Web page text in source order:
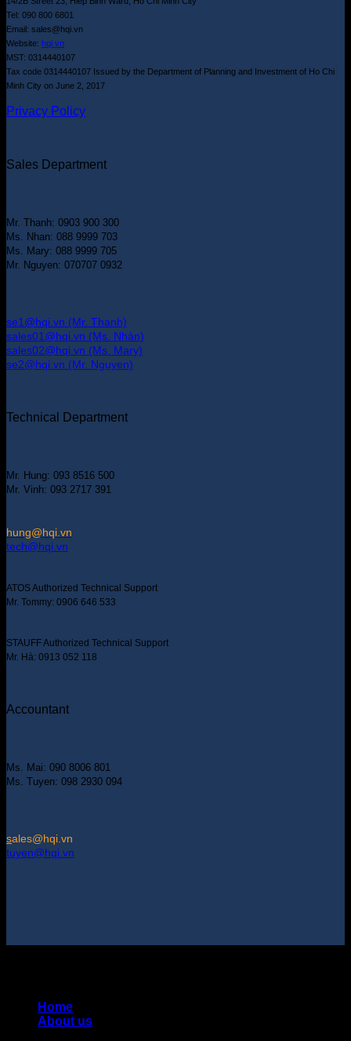
Tel: 090 800 6801
Email: sales@hqi.vn
Website: hqi.vn
MST: 0314440107
Tax code 0314440107 Issued by the Department of Planning and Investment of Ho Chi
Minh City on June 2, 2017
Privacy Policy
Sales Department
Mr. Thanh: 0903 900 300
Ms. Nhan: 088 9999 703
Ms. Mary: 088 9999 705
Mr. Nguyen: 070707 0932
se1@hqi.vn (Mr. Thanh)
sales01@hqi.vn (Ms. Nhàn)
sales02@hqi.vn (Ms. Mary)
se2@hqi.vn (Mr. Nguyen)
Technical Department
Mr. Hung: 093 8516 500
Mr. Vinh: 093 2717 391
hung@hqi.vn
tech@hqi.vn
ATOS Authorized Technical Support
Mr. Tommy: 0906 646 533
STAUFF Authorized Technical Support
Mr. Hà: 0913 052 118
Accountant
Ms. Mai: 090 8006 801
Ms. Tuyen: 098 2930 094
sales@hqi.vn
tuyen@hqi.vn
Home
About us